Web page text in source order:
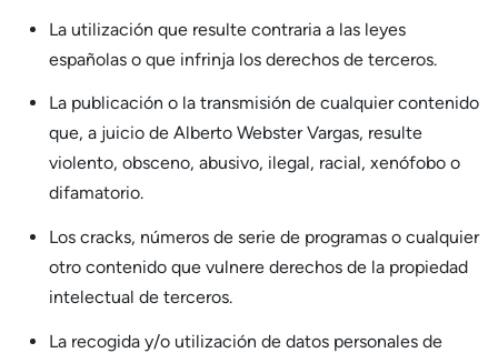
La utilización que resulte contraria a las leyes
españolas o que infrinja los derechos de terceros.
La publicación o la transmisión de cualquier contenido
que, a juicio de Alberto Webster Vargas, resulte
violento, obsceno, abusivo, ilegal, racial, xenófobo o
difamatorio.
Los cracks, números de serie de programas o cualquier
otro contenido que vulnere derechos de la propiedad
intelectual de terceros.
La recogida y/o utilización de datos personales de